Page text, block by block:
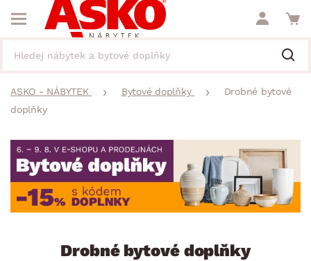
ASKO - NÁBYTEK Bytové doplňky
Drobné bytové
doplňky
Drobné bytové doplňky